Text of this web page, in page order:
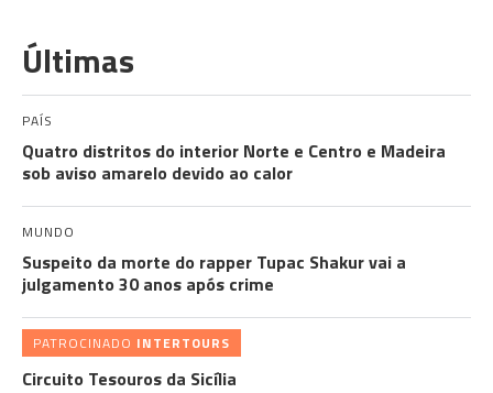
Últimas
PAÍS
Quatro distritos do interior Norte e Centro e Madeira
sob aviso amarelo devido ao calor
MUNDO
Suspeito da morte do rapper Tupac Shakur vai a
julgamento 30 anos após crime
PATROCINADO INTERTOURS
Circuito Tesouros da Sicília